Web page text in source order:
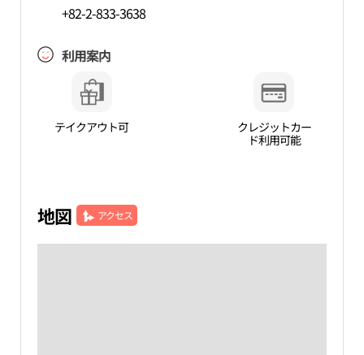
+82-2-833-3638
利用案内
テイクアウト可
クレジットカー
ド利用可能
地図 アクセス